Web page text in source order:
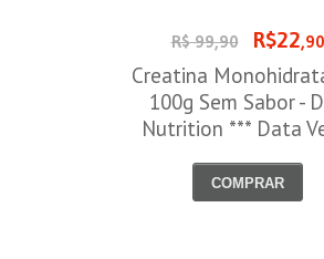
R$ 99,90 R$22,90
Creatina
100g Sem Sabor -
Nutrition *** Data
COMPRAR